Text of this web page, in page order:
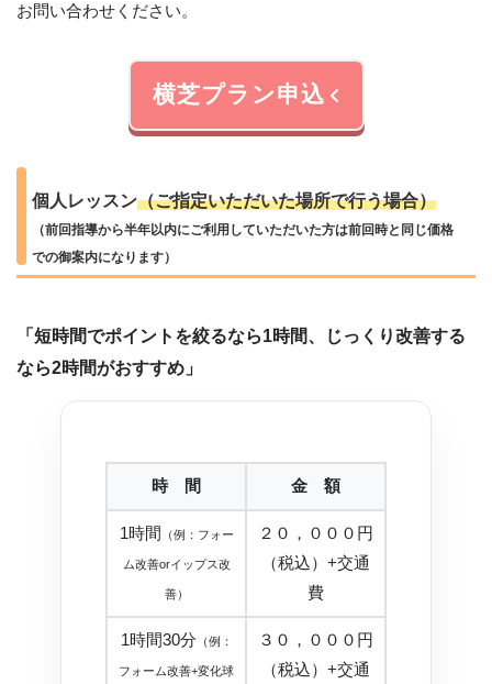
お問い合わせください。
横芝プラン申込
個人レッスン（ご指定いただいた場所で行う場合）
（前回指導から半年以内にご利用していただいた方は前回時と同じ価格
での御案内になります）
「短時間でポイントを絞るなら1時間、じっくり改善する
なら2時間がおすすめ」
時 間 金 額
1時間 （例：フォー
ム改善orイップス改
善）
２０，０００円
（税込）+交通
費
1時間30分 （例：
フォーム改善+変化球
３０，０００円
（税込）+交通